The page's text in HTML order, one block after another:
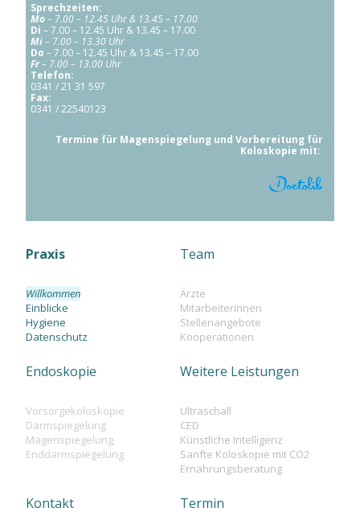
Sprechzeiten:
Mo– 7.00 – 12.45 Uhr & 13.45 – 17.00
Di – 7.00 – 12.45 Uhr & 13.45 – 17.00
Mi– 7.00 – 13.30 Uhr
Do – 7.00 – 12.45 Uhr & 13.45 – 17.00
Fr– 7.00 – 13.00 Uhr
Telefon:
0341 / 21 31 597
Fax:
0341 / 22540123
Termine für Magenspiegelung und Vorbereitung für
Koloskopie mit:
Praxis
Willkommen
Einblicke
Hygiene
Datenschutz
Team
Ärzte
Mitarbeiterinnen
Stellenangebote
Kooperationen
Endoskopie
Vorsorgekoloskopie
Darmspiegelung
Magenspiegelung
Enddarmspiegelung
Weitere Leistungen
Ultraschall
CED
Künstliche Intelligenz
Sanfte Koloskopie mit CO2
Ernährungsberatung
Kontakt Termin